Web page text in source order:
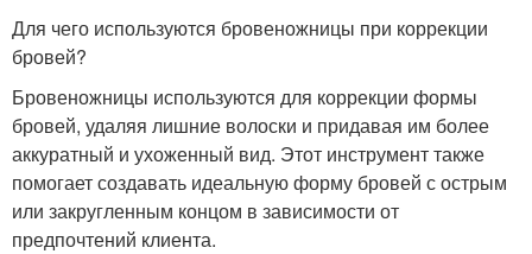
Для чего используются бровеножницы при коррекции
бровей?
Бровеножницы используются для коррекции формы
бровей, удаляя лишние волоски и придавая им более
аккуратный и ухоженный вид. Этот инструмент также
помогает создавать идеальную форму бровей с острым
или закругленным концом в зависимости от
предпочтений клиента.